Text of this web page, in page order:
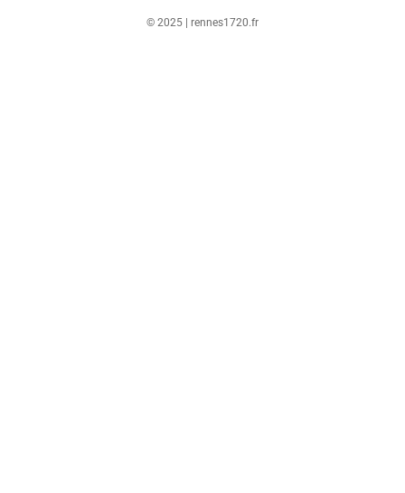
© 2025 | rennes1720.fr